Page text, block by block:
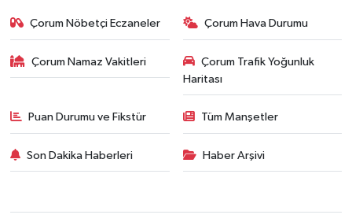
Çorum Nöbetçi Eczaneler Çorum Hava Durumu
Çorum Namaz Vakitleri
Çorum Trafik Yoğunluk
Haritası
Puan Durumu ve Fikstür Tüm Manşetler
Son Dakika Haberleri Haber Arşivi